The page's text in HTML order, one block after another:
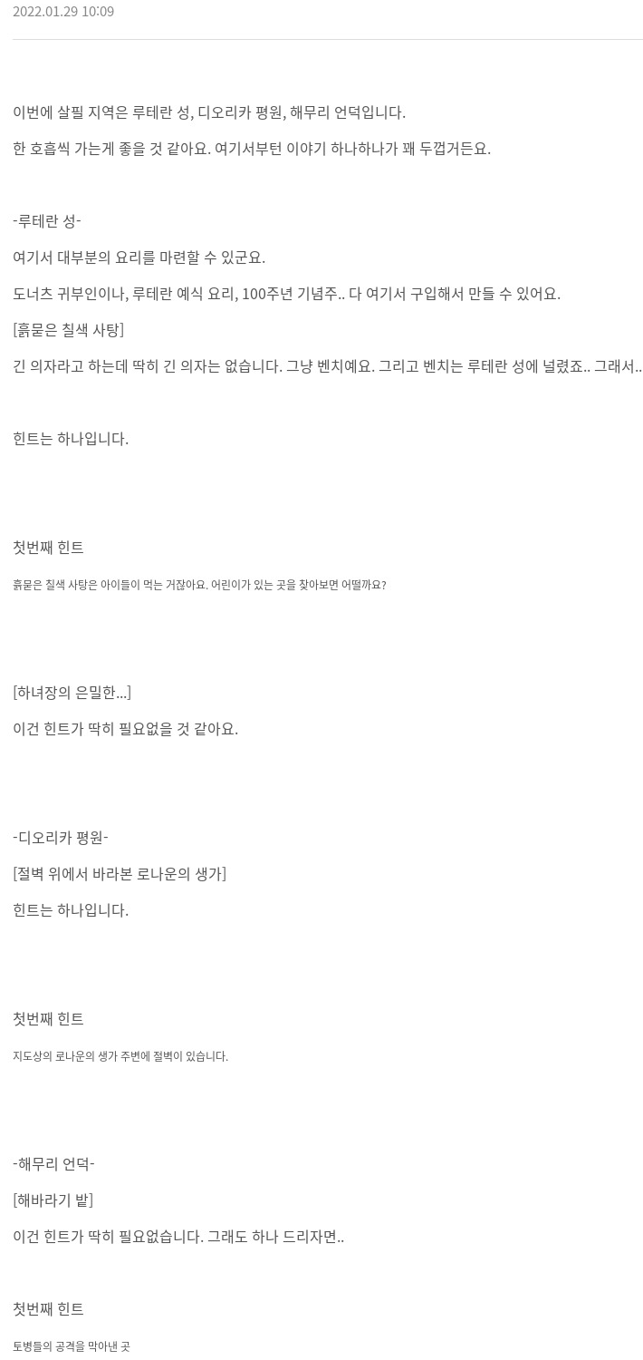
2022.01.29 10:09
이번에 살필 지역은 루테란 성, 디오리카 평원, 해무리 언덕입니다.
한 호흡씩 가는게 좋을 것 같아요. 여기서부턴 이야기 하나하나가 꽤 두껍거든요.
-루테란 성-
여기서 대부분의 요리를 마련할 수 있군요.
도너츠 귀부인이나, 루테란 예식 요리, 100주년 기념주.. 다 여기서 구입해서 만들 수 있어요.
[흙묻은 칠색 사탕]
긴 의자라고 하는데 딱히 긴 의자는 없습니다. 그냥 벤치예요. 그리고 벤치는 루테란 성에 널렸죠.. 그래서..
힌트는 하나입니다.
첫번째 힌트
흙묻은 칠색 사탕은 아이들이 먹는 거잖아요. 어린이가 있는 곳을 찾아보면 어떨까요?
[하녀장의 은밀한...]
이건 힌트가 딱히 필요없을 것 같아요.
-디오리카 평원-
[절벽 위에서 바라본 로나운의 생가]
힌트는 하나입니다.
첫번째 힌트
지도상의 로나운의 생가 주변에 절벽이 있습니다.
-해무리 언덕-
[해바라기 밭]
이건 힌트가 딱히 필요없습니다. 그래도 하나 드리자면..
첫번째 힌트
토병들의 공격을 막아낸 곳